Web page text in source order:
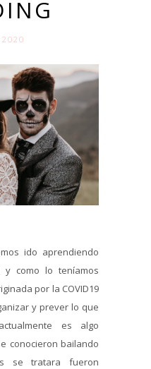
ido aprendiendo
como lo teníamos
por la COVID19
y prever lo que
es algo
conocieron bailando
se tratara fueron